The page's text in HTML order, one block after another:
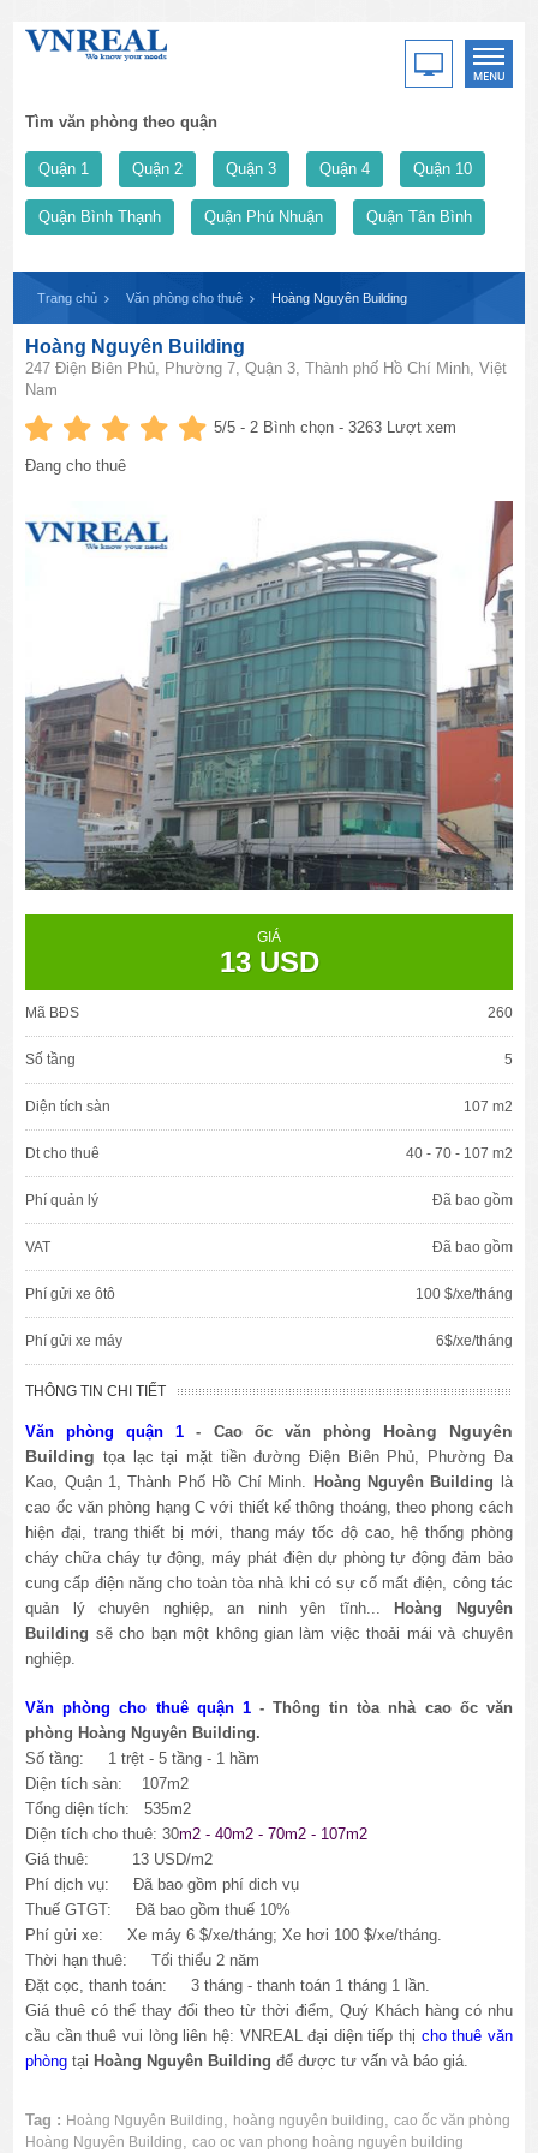
Tìm văn phòng theo quận
Quận 1 Quận 2 Quận 3 Quận 4 Quận 10
Quận Bình Thạnh Quận Phú Nhuận Quận Tân Bình
Trang chủ Văn phòng cho thuê Hoàng Nguyên Building
Hoàng Nguyên Building
247 Điện Biên Phủ, Phường 7, Quận 3, Thành phố Hồ Chí Minh, Việt
Nam
5/5 -2 Bình chọn - 3263 Lượt xem
Đang cho thuê
GIÁ
13 USD
Mã BĐS 260
Số tầng 5
Diện tích sàn 107 m2
Dt cho thuê 40 - 70 - 107 m2
Phí quản lý Đã bao gồm
VAT Đã bao gồm
Phí gửi xe ôtô 100 $/xe/tháng
Phí gửi xe máy 6$/xe/tháng
THÔNG TIN CHI TIẾT
Văn phòng quận 1 - Cao ốc văn phòng Hoàng Nguyên
Building tọa lạc tại mặt tiền đường Điện Biên Phủ, Phường Đa
Kao, Quận 1, Thành Phố Hồ Chí Minh. Hoàng Nguyên Building là
cao ốc văn phòng hạng C với thiết kế thông thoáng, theo phong cách
hiện đại, trang thiết bị mới, thang máy tốc độ cao, hệ thống phòng
cháy chữa cháy tự động, máy phát điện dự phòng tự động đảm bảo
cung cấp điện năng cho toàn tòa nhà khi có sự cố mất điện, công tác
quản lý chuyên nghiệp, an ninh yên tĩnh...
Hoàng Nguyên
Building sẽ cho bạn một không gian làm việc thoải mái và chuyên
nghiệp.
Văn phòng cho thuê quận 1- Thông tin tòa nhà cao ốc văn
phòng Hoàng Nguyên Building.
Số tầng: 1 trệt - 5 tầng - 1 hầm
Diện tích sàn: 107m2
Tổng diện tích: 535m2
Diện tích cho thuê: 30m2 - 40m2 - 70m2 - 107m2
Giá thuê: 13 USD/m2
Phí dịch vụ: Đã bao gồm phí dich vụ
Thuế GTGT: Đã bao gồm thuế 10%
Phí gửi xe:Xe máy 6 $/xe/tháng; Xe hơi 100 $/xe/tháng.
Thời hạn thuê: Tối thiểu 2 năm
Đặt cọc, thanh toán: 3 tháng - thanh toán 1 tháng 1 lần.
Giá thuê có thể thay đổi theo từ thời điểm, Quý Khách hàng có nhu
cầu cần thuê vui lòng liên hệ: VNREAL đại diện tiếp thị cho thuê văn
phòng tại Hoàng Nguyên Building để được tư vấn và báo giá.
Tag : Hoàng Nguyên Building, hoàng nguyên building,cao ốc văn phòng
Hoàng Nguyên Building,cao oc van phong hoàng nguyên building